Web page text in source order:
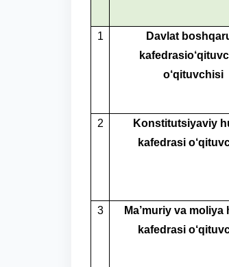
1
Davlat
o‘qituvchisi
2
Konstitutsiyaviy
kafedrasi
3
Ma’muriy va moliya
kafedrasi